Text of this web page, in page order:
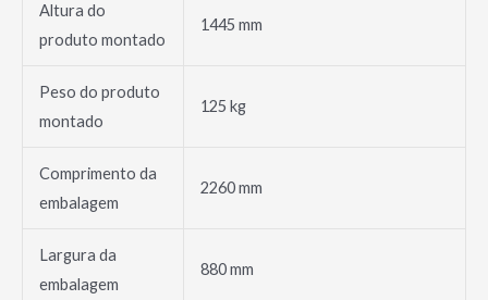
Altura do
produto montado
1445 mm
Peso do produto
montado
125 kg
Comprimento da
embalagem
2260 mm
Largura da
embalagem
880 mm